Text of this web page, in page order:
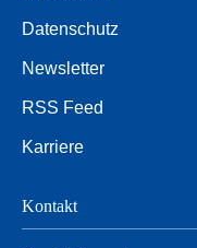
Datenschutz
Newsletter
RSS Feed
Karriere
Kontakt